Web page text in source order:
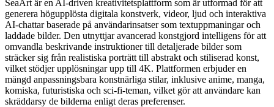
SeaArt är en AI-driven kreativitetsplattform som är utformad för att
generera högupplösta digitala konstverk, videor, ljud och interaktiva
AI-chattar baserade på användarinsatser som textuppmaningar och
laddade bilder. Den utnyttjar avancerad konstgjord intelligens för att
omvandla beskrivande instruktioner till detaljerade bilder som
sträcker sig från realistiska porträtt till abstrakt och stiliserad konst,
vilket stödjer upplösningar upp till 4K. Plattformen erbjuder en
mängd anpassningsbara konstnärliga stilar, inklusive anime, manga,
komiska, futuristiska och sci-fi-teman, vilket gör att användare kan
skräddarsy de bilderna enligt deras preferenser.